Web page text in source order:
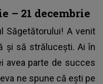
– 21 decembrie
Săgetătorului! A venit
și să strălucești. Ai în
avea parte de succes
ne spune că ești pe